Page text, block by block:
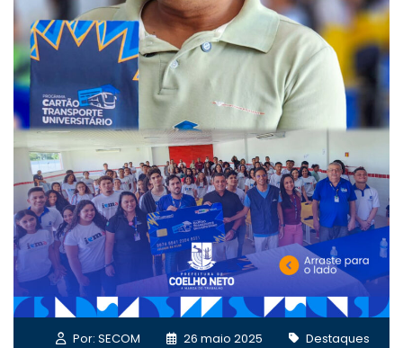
Por: SECOM 26 maio 2025 Destaques